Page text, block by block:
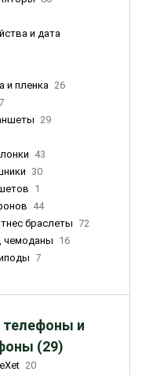
и дата
и пленка 26
29
43
30
1
44
браслеты 72
чемоданы
16
7
и
(29)
20